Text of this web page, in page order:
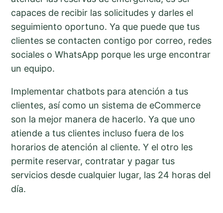
capaces de recibir las solicitudes y darles el
seguimiento oportuno. Ya que puede que tus
clientes se contacten contigo por correo, redes
sociales o WhatsApp porque les urge encontrar
un equipo.
Implementar chatbots para atención a tus
clientes, así como un sistema de eCommerce
son la mejor manera de hacerlo. Ya que uno
atiende a tus clientes incluso fuera de los
horarios de atención al cliente. Y el otro les
permite reservar, contratar y pagar tus
servicios desde cualquier lugar, las 24 horas del
día.